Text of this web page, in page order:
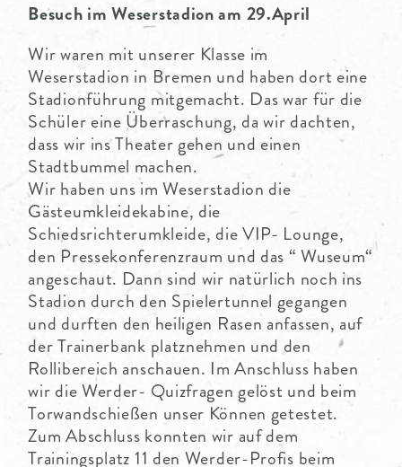
Besuch im Weserstadion am 29.April
Wir waren mit unserer Klasse im
Weserstadion in Bremen und haben dort eine
Stadionführung mitgemacht. Das war für die
Schüler eine Überraschung, da wir dachten,
dass wir ins Theater gehen und einen
Stadtbummel machen.
Wir haben uns im Weserstadion die
Gästeumkleidekabine, die
Schiedsrichterumkleide, die VIP- Lounge,
den Pressekonferenzraum und das “ Wuseum“
angeschaut. Dann sind wir natürlich noch ins
Stadion durch den Spielertunnel gegangen
und durften den heiligen Rasen anfassen, auf
der Trainerbank platznehmen und den
Rollibereich anschauen. Im Anschluss haben
wir die Werder- Quizfragen gelöst und beim
Torwandschießen unser Können getestet.
Zum Abschluss konnten wir auf dem
Trainingsplatz 11 den Werder-Profis beim